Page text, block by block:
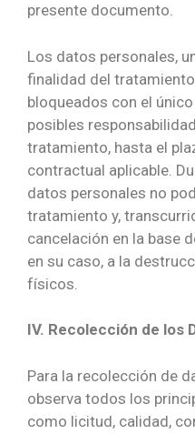
presente documento.
Los datos personales,
finalidad del
bloqueados con el
posibles
tratamiento, hasta el
contractual aplicable.
datos personales no
tratamiento y,
cancelación en la base
en su caso, a la
físicos.
IV. Recolección de los
Para la recolección de
observa todos los
como licitud, calidad,